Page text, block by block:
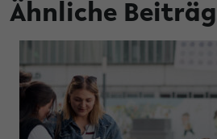
Ähnliche
ernannt